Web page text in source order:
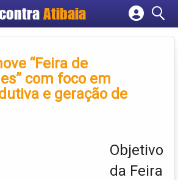
Atibaia
Cadastrar empresa
Criar conta
“Feira de
com foco em
e geração de
Objetivo
da Feira